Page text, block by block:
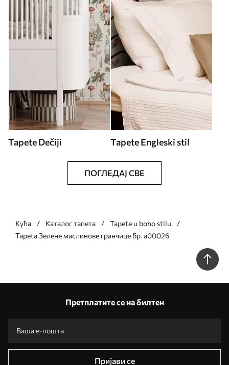
Tapete Dečiji Tapete Engleski stil
ПОГЛЕДАЈ СВЕ
Кућа Каталог тапета
Tapete u boho stilu
Tapeta Зелене маслинове гранчице бр. a00026
Претплатите се на билтен
Пријави се